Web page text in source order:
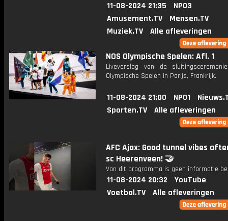
11-08-2024 21:35
NPO3
Amusement.TV
Mensen.TV
Muziek.TV
Alle afleveringen
NOS Olympische Spelen: Afl. 1
Liveverslag van de
Olympische Spelen in Parijs, Frankrijk.
11-08-2024 21:00 NPO1
Sporten.TV
Alle afleveringen
AFC Ajax: Good tunnel vibes
sc Heerenveen! 🤝
Van dit programma is geen informatie
11-08-2024 20:32
YouTube
Voetbal.TV
Alle afleveringen